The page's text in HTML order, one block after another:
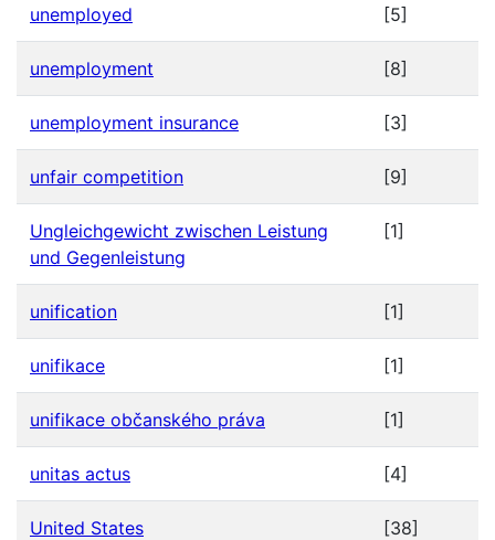
unemployed [5]
unemployment [8]
unemployment insurance [3]
unfair competition [9]
Ungleichgewicht zwischen Leistung
und Gegenleistung
[1]
unification [1]
unifikace [1]
unifikace občanského práva [1]
unitas actus [4]
United States [38]